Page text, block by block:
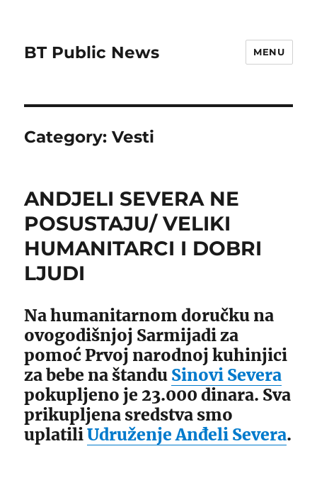
BT Public News MENU
Category:Vesti
ANDJELI SEVERA NE
POSUSTAJU/ VELIKI
HUMANITARCI I DOBRI
LJUDI
Na humanitarnom doručku na
ovogodišnjoj Sarmijadi za
pomoć Prvoj narodnoj kuhinjici
za bebe na štandu Sinovi Severa
pokupljeno je 23.000 dinara. Sva
prikupljena sredstva smo
uplatiliUdruženje Anđeli Severa.